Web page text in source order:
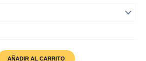
AÑADIR AL CARRITO